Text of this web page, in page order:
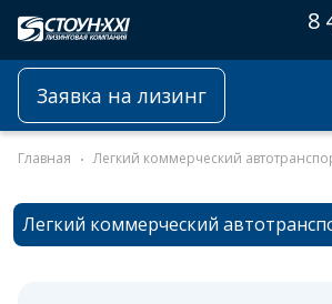
8
Заявка на лизинг
Главная Легкий коммерческий
Легкий коммерческий